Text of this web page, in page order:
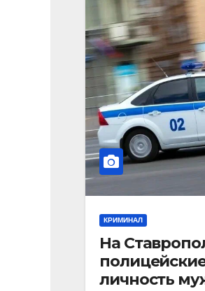
КРИМИНАЛ
На
личность